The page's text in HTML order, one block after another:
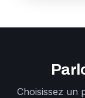
Choisissez un